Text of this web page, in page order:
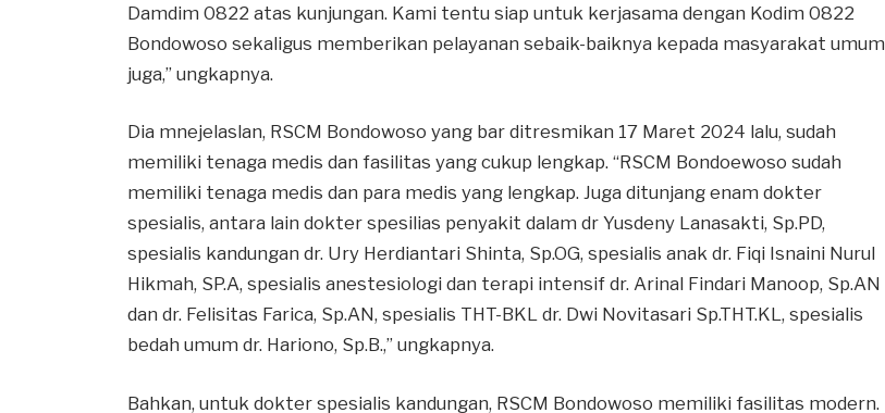
Damdim 0822 atas kunjungan. Kami tentu siap untuk kerjasama dengan Kodim 0822
Bondowoso sekaligus memberikan pelayanan sebaik-baiknya kepada masyarakat umum
juga,” ungkapnya.
Dia mnejelaslan, RSCM Bondowoso yang bar ditresmikan 17 Maret 2024 lalu, sudah
memiliki tenaga medis dan fasilitas yang cukup lengkap. “RSCM Bondoewoso sudah
memiliki tenaga medis dan para medis yang lengkap. Juga ditunjang enam dokter
spesialis, antara lain dokter spesilias penyakit dalam dr Yusdeny Lanasakti, Sp.PD,
spesialis kandungan dr. Ury Herdiantari Shinta, Sp.OG, spesialis anak dr. Fiqi Isnaini Nurul
Hikmah, SP.A, spesialis anestesiologi dan terapi intensif dr. Arinal Findari Manoop, Sp.AN
dan dr. Felisitas Farica, Sp.AN, spesialis THT-BKL dr. Dwi Novitasari Sp.THT.KL, spesialis
bedah umum dr. Hariono, Sp.B.,” ungkapnya.
Bahkan, untuk dokter spesialis kandungan, RSCM Bondowoso memiliki fasilitas modern.